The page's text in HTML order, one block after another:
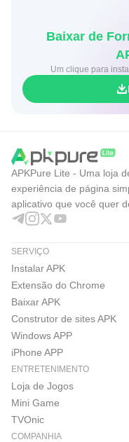
Baixar de
Um clique para
APKPure Lite - Uma loja
experiência de página
aplicativo que você quer
SERVIÇO
Instalar APK
Extensão do Chrome
Baixar APK
Construtor de sites APK
Windows APP
iPhone APP
ENTRETENIMENTO
Loja de Jogos
Mini Game
TVOnic
COMPANHIA